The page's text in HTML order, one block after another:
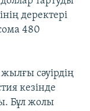
деректері
480
сәуірдің
кезінде
Бұл жолы